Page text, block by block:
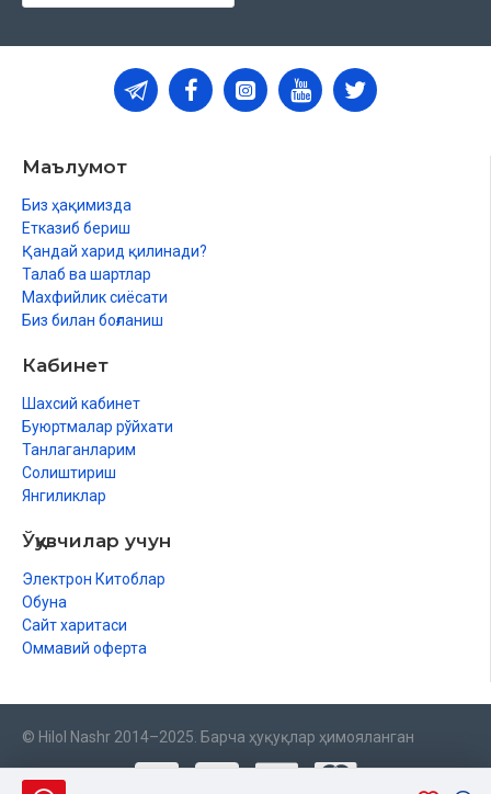
Маълумот
Биз ҳақимизда
Етказиб бериш
Қандай харид қилинади?
Талаб ва шартлар
Махфийлик сиёсати
Биз билан боғланиш
Кабинет
Шахсий кабинет
Буюртмалар рўйхати
Танлаганларим
Солиштириш
Янгиликлар
Ўқувчилар учун
Электрон Китоблар
Обуна
Сайт харитаси
Оммавий оферта
© Hilol Nashr 2014–2025. Барча ҳуқуқлар ҳимояланган